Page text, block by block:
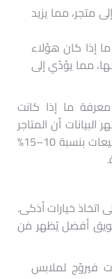
إذا كان هؤلاء
مما يؤدّي إلى
معرفة ما إذا كانت
البيانات أن المتاجر
يمكنها تعزيز المبيعات بنسبة 10–15%
اتخاذ خيارات أذكى.
أفضل يُظهر مَن
فيروّج لملابس